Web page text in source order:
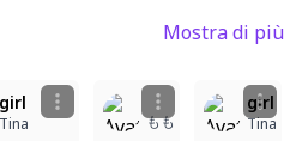
Mostra di più
girl
Tina もも
girl
Tina